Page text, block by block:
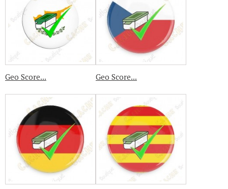
Geo Score... Geo Score...